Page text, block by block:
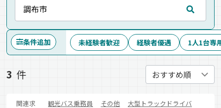
条件追加 未経験者歓迎 経験者優遇 1人1台専
3 件
関連求
観光バス乗務員 その他
大型トラックドライバ